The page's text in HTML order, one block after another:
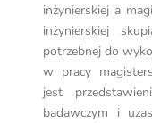
inżynierskiej a
inżynierskiej
potrzebnej do
w pracy
jest
badawczym i